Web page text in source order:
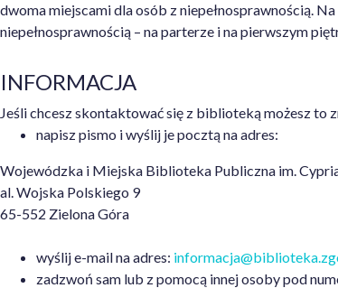
dwoma miejscami dla osób z niepełnosprawnością.
niepełnosprawnością – na parterze i na pierwszym
INFORMACJA
Jeśli chcesz skontaktować się z biblioteką możesz to
napisz pismo i wyślij je pocztą na adres:
Wojewódzka i Miejska Biblioteka Publiczna im.
al. Wojska Polskiego 9
65-552 Zielona Góra
wyślij e-mail na adres:
zadzwoń sam lub z pomocą innej osoby pod